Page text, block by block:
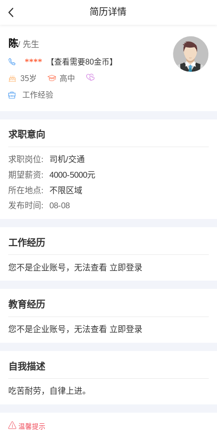
简历详情
陈/ 先生
**** 【查看需要80金币】
35岁 高中
工作经验
求职意向
求职岗位:
司机/交通
期望薪资:
4000-5000元
所在地点:
不限区域
发布时间:
08-08
工作经历
您不是企业账号，无法查看 立即登录
教育经历
您不是企业账号，无法查看 立即登录
自我描述
吃苦耐劳，自律上进。
温馨提示